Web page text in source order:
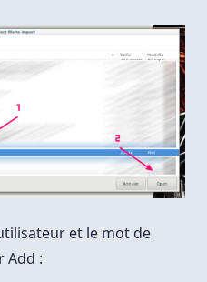
et le mot de
Add :